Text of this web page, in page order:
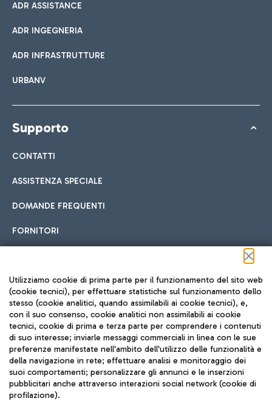
ADR ASSISTANCE
ADR INGEGNERIA
ADR INFRASTRUTTURE
URBANV
Supporto
CONTATTI
ASSISTENZA SPECIALE
DOMANDE FREQUENTI
FORNITORI
Seguici sui social
TRAVEL JOURNAL
ITA
Utilizziamo cookie di prima parte per il funzionamento del sito web
(cookie tecnici), per effettuare statistiche sul funzionamento dello
stesso (cookie analitici, quando assimilabili ai cookie tecnici), e,
con il suo consenso, cookie analitici non assimilabili ai cookie
tecnici, cookie di prima e terza parte per comprendere i contenuti
di suo interesse; inviarle messaggi commerciali in linea con le sue
preferenze manifestate nell'ambito dell'utilizzo delle funzionalità e
della navigazione in rete; effettuare analisi e monitoraggio dei
suoi comportamenti; personalizzare gli annunci e le inserzioni
pubblicitari anche attraverso interazioni social network (cookie di
profilazione).